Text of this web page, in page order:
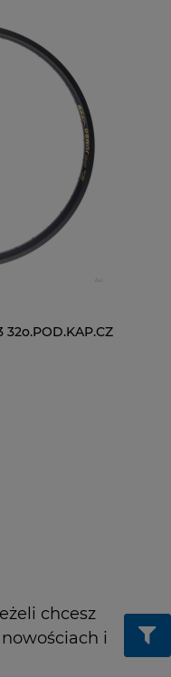
32o.POD.KAP.CZ
/ 9- rzędowy +
chcesz
i